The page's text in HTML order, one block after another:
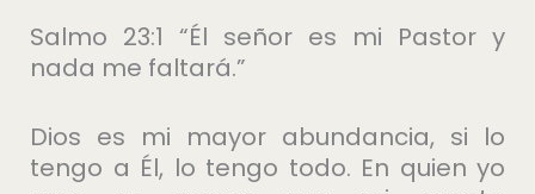
Salmo 23:1 “Él señor es mi Pastor y
nada me faltará.”
Dios es mi mayor abundancia, si lo
tengo a Él, lo tengo todo. En quien yo